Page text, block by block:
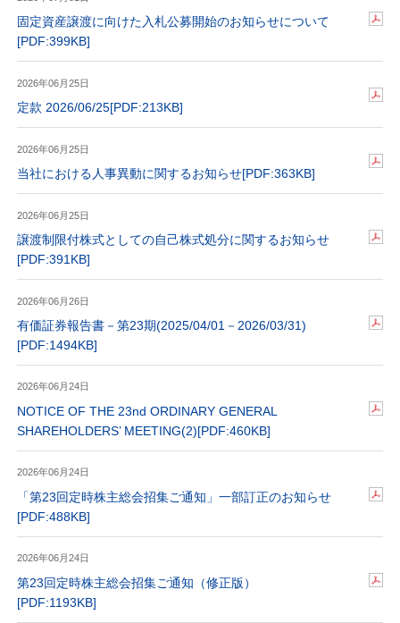
固定資産譲渡に向けた入札公募開始のお知らせについて
[PDF:399KB]
2026年06月25日
定款 2026/06/25[PDF:213KB]
2026年06月25日
当社における人事異動に関するお知らせ[PDF:363KB]
2026年06月25日
譲渡制限付株式としての自己株式処分に関するお知らせ
[PDF:391KB]
2026年06月26日
有価証券報告書－第23期(2025/04/01－2026/03/31)
[PDF:1494KB]
2026年06月24日
NOTICE OF THE 23nd ORDINARY GENERAL
SHAREHOLDERS’ MEETING(2)[PDF:460KB]
2026年06月24日
「第23回定時株主総会招集ご通知」一部訂正のお知らせ
[PDF:488KB]
2026年06月24日
第23回定時株主総会招集ご通知（修正版）
[PDF:1193KB]